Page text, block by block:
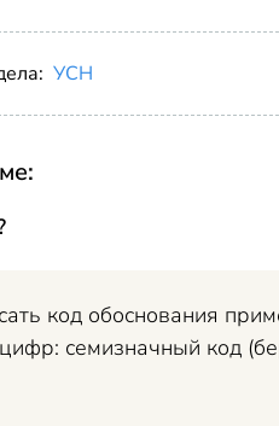
УСН
код обоснования
семизначный код